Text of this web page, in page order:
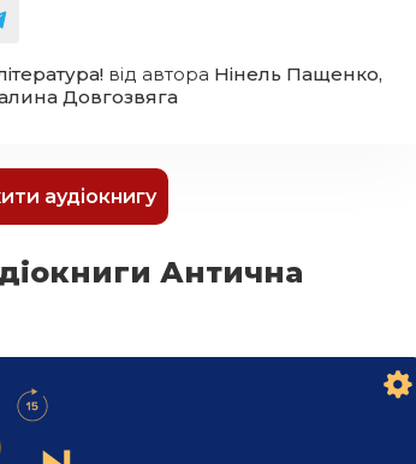
від автора Нінель Пащенко,
Довгозвяга
аудіокнигу
Антична